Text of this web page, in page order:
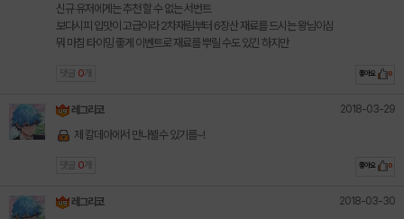
신규 유저에게는 추천 할 수 없는 서번트
보다시피 입맛이 고급이라 2차재림부터 6장산 재료를 드시는 왕님이심
뭐 마침 타이밍 좋게 이벤트로 재료를 뿌릴 수도 있긴 하지만
댓글 0 개 좋아요 0
레그리코 2018-03-29
제 칼데아에서 만나뵐수 있기를~!
댓글 0 개 좋아요 0
레그리코 2018-03-30